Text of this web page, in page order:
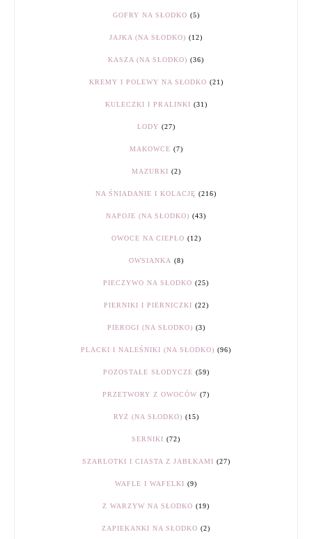
GOFRY NA SŁODKO (5)
JAJKA (NA SŁODKO) (12)
KASZA (NA SŁODKO) (36)
KREMY I POLEWY NA SŁODKO (21)
KULECZKI I PRALINKI (31)
LODY (27)
MAKOWCE (7)
MAZURKI (2)
NA ŚNIADANIE I KOLACJĘ (216)
NAPOJE (NA SŁODKO) (43)
OWOCE NA CIEPŁO (12)
OWSIANKA (8)
PIECZYWO NA SŁODKO (25)
PIERNIKI I PIERNICZKI (22)
PIEROGI (NA SŁODKO) (3)
PLACKI I NALEŚNIKI (NA SŁODKO) (96)
POZOSTAŁE SŁODYCZE (59)
PRZETWORY Z OWOCÓW (7)
RYŻ (NA SŁODKO) (15)
SERNIKI (72)
SZARLOTKI I CIASTA Z JABŁKAMI (27)
WAFLE I WAFELKI (9)
Z WARZYW NA SŁODKO (19)
ZAPIEKANKI NA SŁODKO (2)